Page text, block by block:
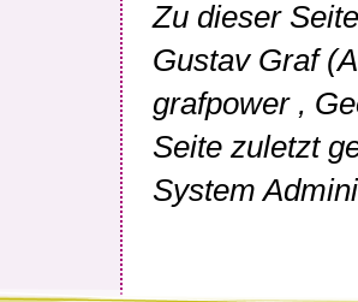
Zu dieser
Gustav Graf
grafpower,
Seite zuletzt
System